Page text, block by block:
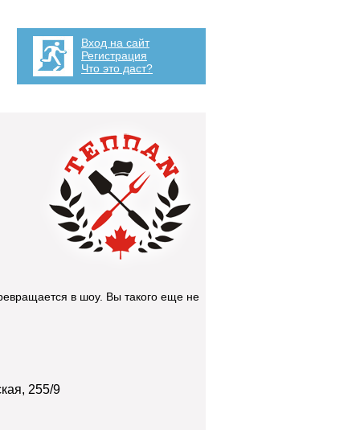
Вход на сайт
Регистрация
Что это даст?
в шоу. Вы такого еще не
255/9